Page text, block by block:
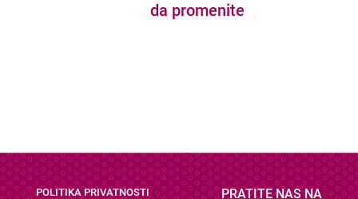
da promenite
POLITIKA PRIVATNOSTI PRATITE NAS NA